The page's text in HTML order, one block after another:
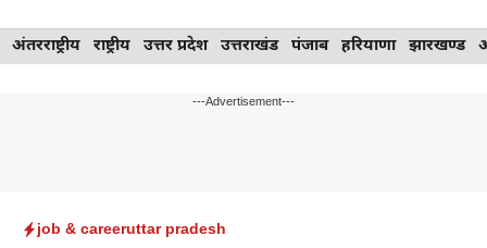
Skip
to
अंतरराष्ट्रीय राष्ट्रीय उत्तर प्रदेश उत्तराखंड पंजाब हरियाणा झारखण्ड
---Advertisement---
job & careeruttar pradesh